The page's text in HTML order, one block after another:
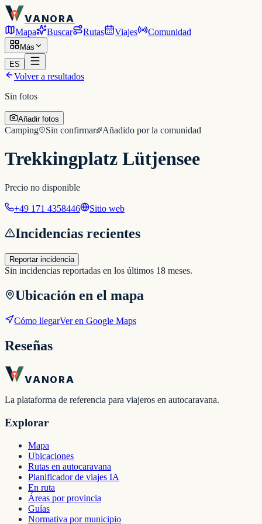
VANORA
Mapa Buscar Rutas Viajes Comunidad
Más
ES
Volver a resultados
Sin fotos
Añadir fotos
Camping Sin confirmar Añadido por la comunidad
Trekkingplatz Lütjensee
Precio no disponible
+49 171 4358446 Sitio web
Incidencias recientes
Reportar incidencia
Sin incidencias reportadas en los últimos 18 meses.
Ubicación en el mapa
Cómo llegarVer en Google Maps
Reseñas
VANORA
La plataforma de referencia para viajeros en autocaravana.
Explorar
Mapa
Ubicaciones
Rutas en autocaravana
Planificador de viajes IA
En ruta
Áreas por provincia
Guías
Normativa por municipio